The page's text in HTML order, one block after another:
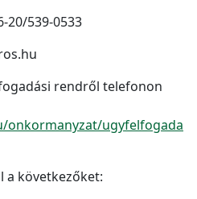
20/539-0533
rendről telefonon
onkormanyzat/ugyfelfogada
a következőket: